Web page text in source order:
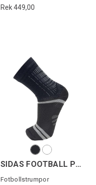
Rek 449,00
SIDAS FOOTBALL PERFORMANCE
Fotbollstrumpor